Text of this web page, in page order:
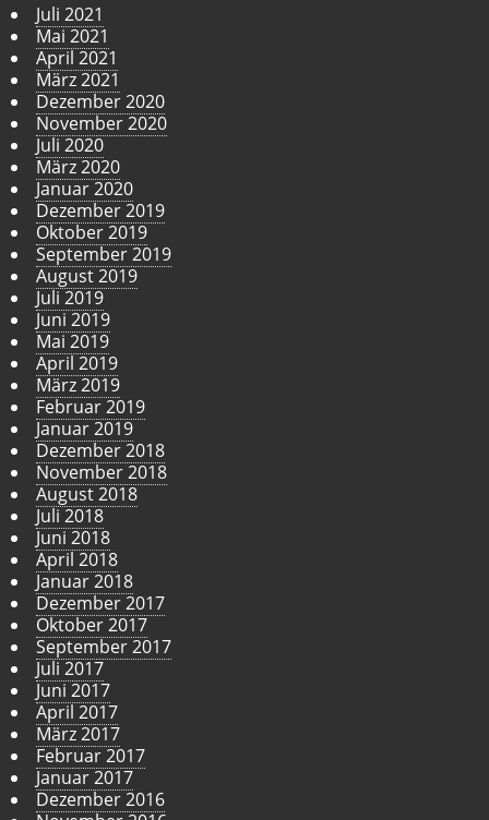
Juli 2021
Mai 2021
April 2021
März 2021
Dezember 2020
November 2020
Juli 2020
März 2020
Januar 2020
Dezember 2019
Oktober 2019
September 2019
August 2019
Juli 2019
Juni 2019
Mai 2019
April 2019
März 2019
Februar 2019
Januar 2019
Dezember 2018
November 2018
August 2018
Juli 2018
Juni 2018
April 2018
Januar 2018
Dezember 2017
Oktober 2017
September 2017
Juli 2017
Juni 2017
April 2017
März 2017
Februar 2017
Januar 2017
Dezember 2016